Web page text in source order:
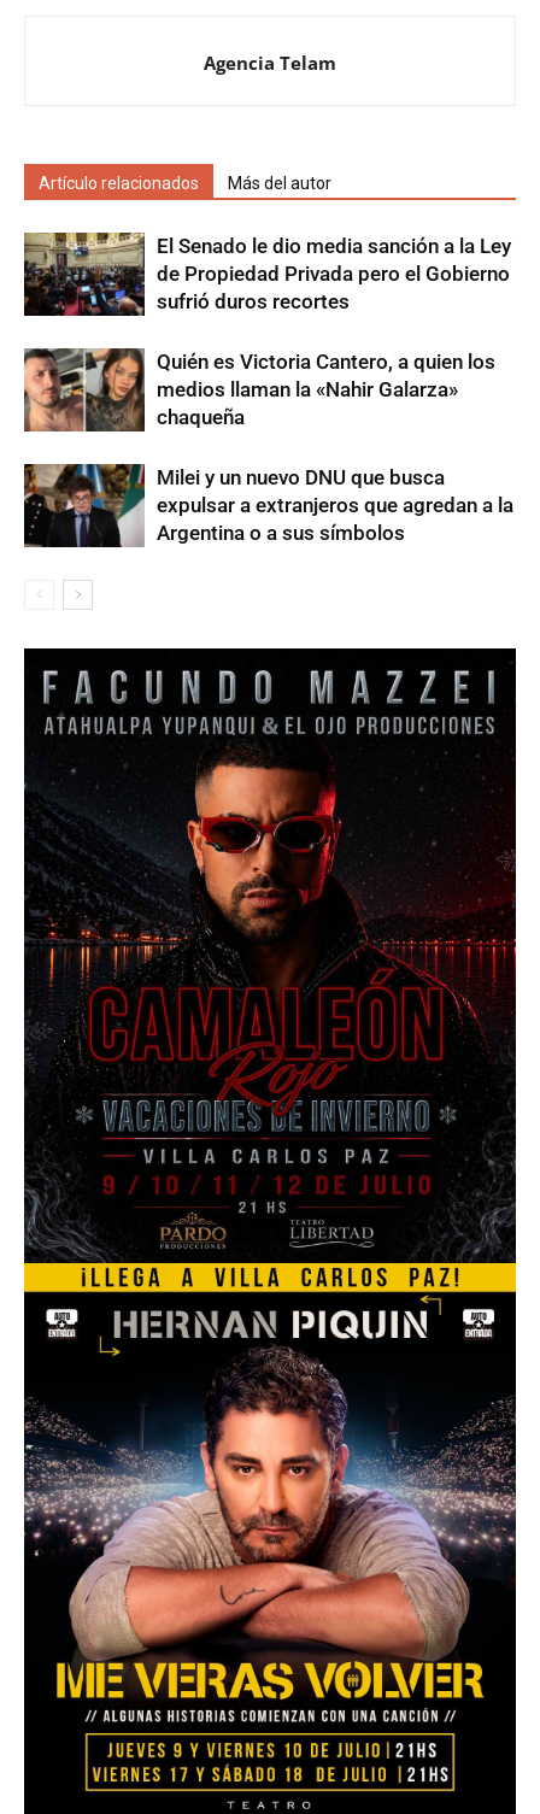
Agencia Telam
Artículo relacionados Más del autor
El Senado le dio media sanción a la Ley
de Propiedad Privada pero el Gobierno
sufrió duros recortes
Quién es Victoria Cantero, a quien los
medios llaman la «Nahir Galarza»
chaqueña
Milei y un nuevo DNU que busca
expulsar a extranjeros que agredan a la
Argentina o a sus símbolos